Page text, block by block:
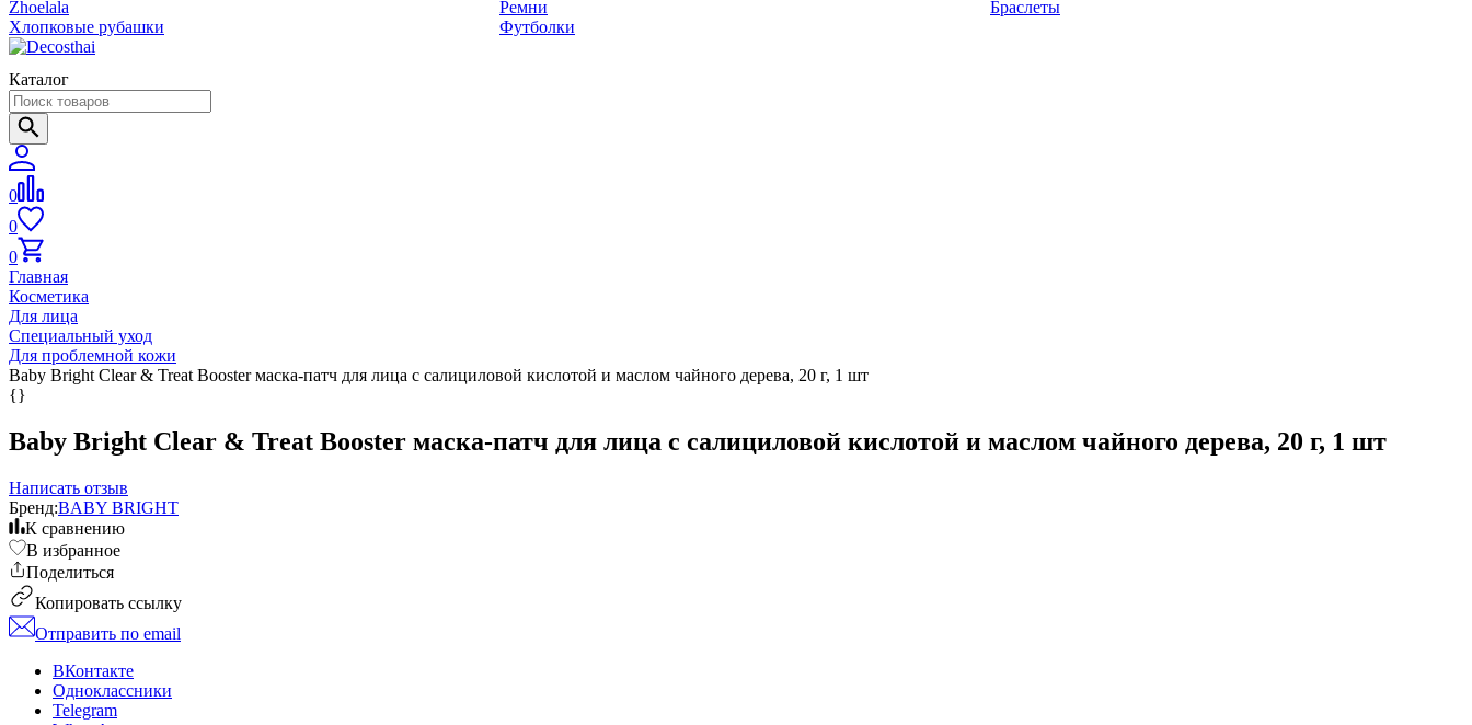
Zhoelala
Хлопковые рубашки
Ремни
Футболки
Браслеты
Каталог
0
0
0
Главная
Косметика
Для лица
Специальный уход
Для проблемной кожи
Baby Bright Clear & Treat Booster маска-патч для лица с салициловой кислотой и маслом чайного дерева, 20 г, 1 шт
{}
Baby Bright Clear & Treat Booster маска-патч для лица с салициловой кислотой и маслом чайного дерева, 20 г, 1 шт
Написать отзыв
Бренд:BABY BRIGHT
К сравнению
В избранное
Поделиться
Копировать ссылку
Отправить по email
ВКонтакте
Одноклассники
Telegram